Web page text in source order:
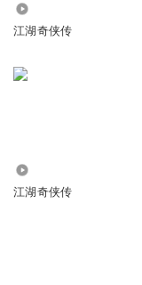
江湖奇侠传
江湖奇侠传